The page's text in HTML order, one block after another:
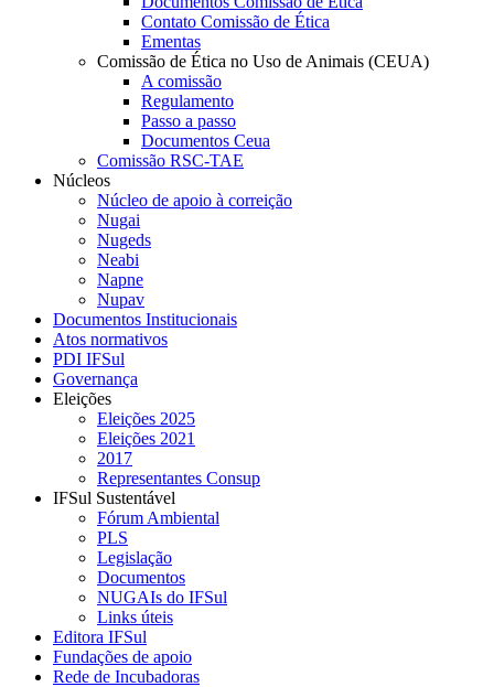
Contato Comissão de Ética
Ementas
Comissão de Ética no Uso de Animais (CEUA)
A comissão
Regulamento
Passo a passo
Documentos Ceua
Comissão RSC-TAE
Núcleos
Núcleo de apoio à correição
Nugai
Nugeds
Neabi
Napne
Nupav
Documentos Institucionais
Atos normativos
PDI IFSul
Governança
Eleições
Eleições 2025
Eleições 2021
2017
Representantes Consup
IFSul Sustentável
Fórum Ambiental
PLS
Legislação
Documentos
NUGAIs do IFSul
Links úteis
Editora IFSul
Fundações de apoio
Rede de Incubadoras